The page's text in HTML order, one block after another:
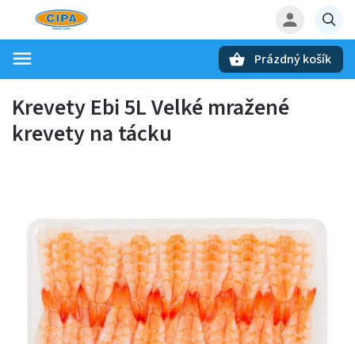
Prázdný košík
Krevety Ebi 5LVelké mražené
krevety na tácku